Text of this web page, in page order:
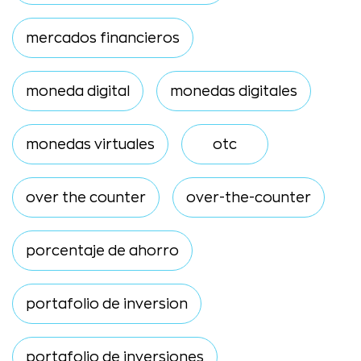
mercados financieros
moneda digital monedas digitales
monedas virtuales otc
over the counter over-the-counter
porcentaje de ahorro
portafolio de inversion
portafolio de inversiones